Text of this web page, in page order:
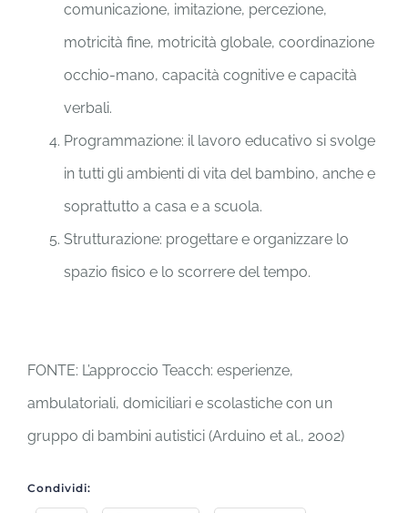
comunicazione, imitazione, percezione,
motricità fine, motricità globale, coordinazione
occhio-mano, capacità cognitive e capacità
verbali.
Programmazione: il lavoro educativo si svolge
in tutti gli ambienti di vita del bambino, anche e
soprattutto a casa e a scuola.
Strutturazione: progettare e organizzare lo
spazio fisico e lo scorrere del tempo.
FONTE: L’approccio Teacch: esperienze,
ambulatoriali, domiciliari e scolastiche con un
gruppo di bambini autistici (Arduino et al., 2002)
Condividi: